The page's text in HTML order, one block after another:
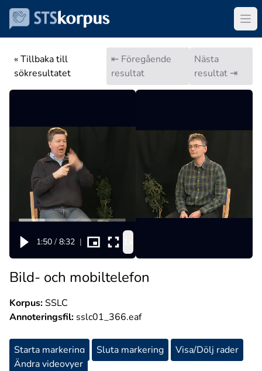
« Tillbaka till
sökresultatet
⇤ Föregående
resultat
Nästa
resultat ⇥
1:50 / 8:32 |
Bild- och mobiltelefon
Korpus:SSLC
Annoteringsfil: sslc01_366.eaf
Starta markering Sluta markering
Visa/Dölj rader
Ändra videovyer